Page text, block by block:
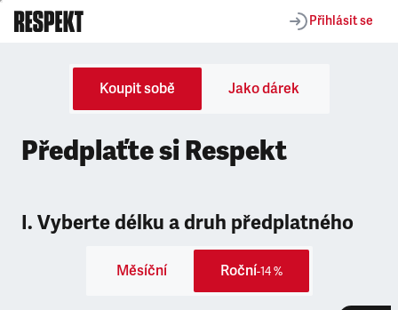
Přihlásit se
Koupit sobě Jako dárek
Předplaťte si Respekt
I. Vyberte délku a druh předplatného
Měsíční Roční-14 %